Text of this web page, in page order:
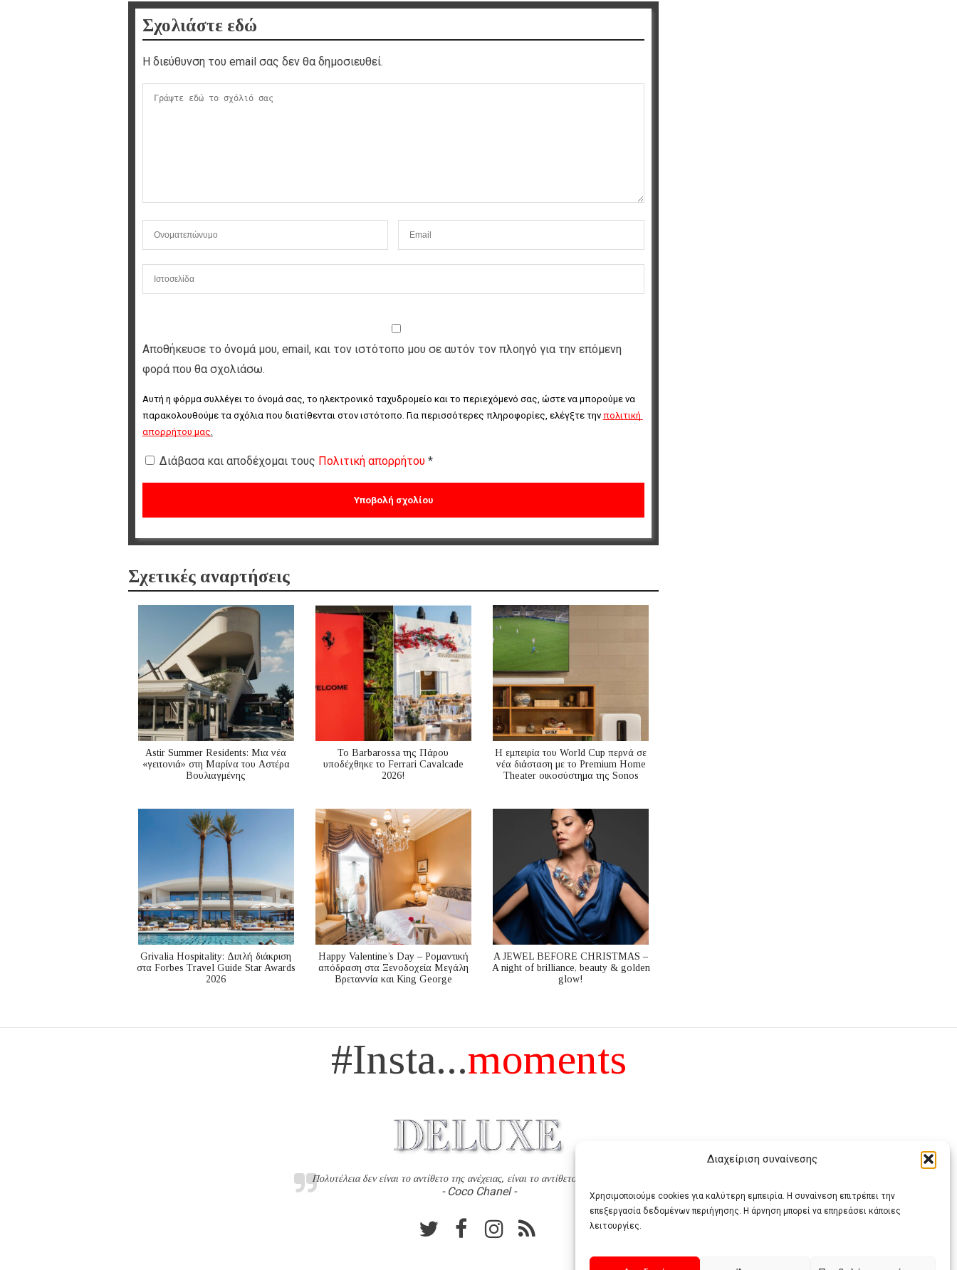
Διαχείριση συναίνεσης
Χρησιμοποιούμε cookies για καλύτερη εμπειρία. Η συναίνεση επιτρέπει την
επεξεργασία δεδομένων περιήγησης. Η άρνηση μπορεί να επηρεάσει κάποιες
λειτουργίες.
Σχολιάστε εδώ
Η διεύθυνση του email σας δεν θα δημοσιευθεί.
Αποθήκευσε το όνομά μου, email, και τον ιστότοπο μου σε αυτόν τον πλοηγό για την επόμενη
φορά που θα σχολιάσω.
Αυτή η φόρμα συλλέγει το όνομά σας, το ηλεκτρονικό ταχυδρομείο και το περιεχόμενό σας, ώστε να μπορούμε να
παρακολουθούμε τα σχόλια που διατίθενται στον ιστότοπο. Για περισσότερες πληροφορίες, ελέγξτε την πολιτική
απορρήτου μας.
Διάβασα και αποδέχομαι τους Πολιτική απορρήτου *
Σχετικές αναρτήσεις
Astir Summer Residents: Μια νέα
«γειτονιά» στη Μαρίνα του Αστέρα
Βουλιαγμένης
Το Barbarossa της Πάρου
υποδέχθηκε το Ferrari Cavalcade
2026!
Η εμπειρία του World Cup περνά σε
νέα διάσταση με το Premium Home
Theater οικοσύστημα της Sonos
Grivalia Hospitality: Διπλή διάκριση
στα Forbes Travel Guide Star Awards
2026
Happy Valentine’s Day – Ρομαντική
απόδραση στα Ξενοδοχεία Μεγάλη
Βρεταννία και King George
A JEWEL BEFORE CHRISTMAS –
A night of brilliance, beauty & golden
glow!
#Insta...moments
Πολυτέλεια δεν είναι το αντίθετο της ανέχειας, είναι το αντίθετο της χυδαιότητας
- Coco Chanel -